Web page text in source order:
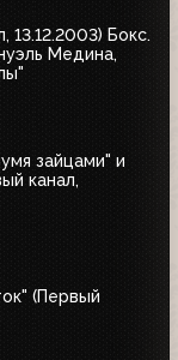
13.12.2003) Бокс.
Медина,
зайцами" и
канал,
(Первый